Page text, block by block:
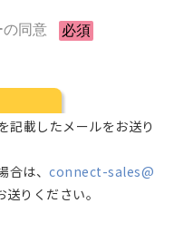
記載したメールをお送り
は、 connect-sales@
りください。